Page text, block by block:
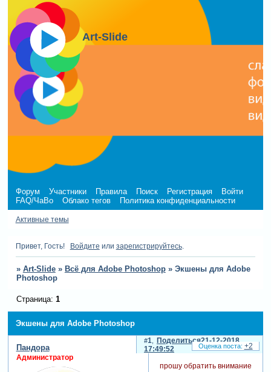
Art-Slide
Форум Участники Правила Поиск Регистрация
Войти
FAQ/ЧаВо
Облако тегов Политика конфиденциальности
Активные темы
Привет, Гость! Войдите или зарегистрируйтесь.
» Art-Slide » Всё для Adobe Photoshop » Экшены для Adobe
Photoshop
Экшены для Adobe Photoshop
Страница: 1
Поделиться
1
21-12-2018
17:49:52
Пандора
Администратор
прошу обратить внимание
+2